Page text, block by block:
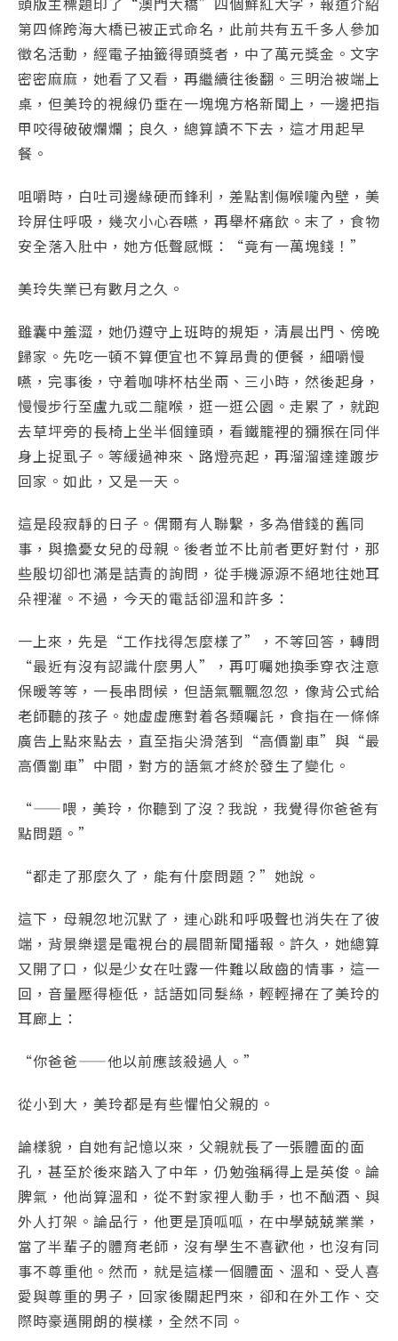
第四條跨海大橋已被正式命名，此前共有五千多人參加
徵名活動，經電子抽籤得頭獎者，中了萬元獎金。文字
密密麻麻，她看了又看，再繼續往後翻。三明治被端上
桌，但美玲的視線仍垂在一塊塊方格新聞上，一邊把指
甲咬得破破爛爛；良久，總算讀不下去，這才用起早
餐。
咀嚼時，白吐司邊緣硬而鋒利，差點割傷喉嚨內壁，美
玲屏住呼吸，幾次小心吞嚥，再舉杯痛飲。末了，食物
安全落入肚中，她方低聲感慨：“竟有一萬塊錢！”
美玲失業已有數月之久。
雖囊中羞澀，她仍遵守上班時的規矩，清晨出門、傍晚
歸家。先吃一頓不算便宜也不算昂貴的便餐，細嚼慢
嚥，完事後，守着咖啡杯枯坐兩、三小時，然後起身，
慢慢步行至盧九或二龍喉，逛一逛公園。走累了，就跑
去草坪旁的長椅上坐半個鐘頭，看鐵籠裡的獼猴在同伴
身上捉虱子。等緩過神來、路燈亮起，再溜溜達達踱步
回家。如此，又是一天。
這是段寂靜的日子。偶爾有人聯繫，多為借錢的舊同
事，與擔憂女兒的母親。後者並不比前者更好對付，那
些殷切卻也滿是詰責的詢問，從手機源源不絕地往她耳
朵裡灌。不過，今天的電話卻溫和許多：
一上來，先是“工作找得怎麼樣了”，不等回答，轉問
“最近有沒有認識什麼男人”，再叮囑她換季穿衣注意
保暖等等，一長串問候，但語氣飄飄忽忽，像背公式給
老師聽的孩子。她虛虛應對着各類囑託，食指在一條條
廣告上點來點去，直至指尖滑落到“高價劏車”與“最
高價劏車”中間，對方的語氣才終於發生了變化。
“——喂，美玲，你聽到了沒？我說，我覺得你爸爸有
點問題。”
“都走了那麼久了，能有什麼問題？”她說。
這下，母親忽地沉默了，連心跳和呼吸聲也消失在了彼
端，背景樂還是電視台的晨間新聞播報。許久，她總算
又開了口，似是少女在吐露一件難以啟齒的情事，這一
回，音量壓得極低，話語如同髮絲，輕輕掃在了美玲的
耳廊上：
“你爸爸——他以前應該殺過人。”
從小到大，美玲都是有些懼怕父親的。
論樣貌，自她有記憶以來，父親就長了一張體面的面
孔，甚至於後來踏入了中年，仍勉強稱得上是英俊。論
脾氣，他尚算溫和，從不對家裡人動手，也不酗酒、與
外人打架。論品行，他更是頂呱呱，在中學兢兢業業，
當了半輩子的體育老師，沒有學生不喜歡他，也沒有同
事不尊重他。然而，就是這樣一個體面、溫和、受人喜
愛與尊重的男子，回家後關起門來，卻和在外工作、交
際時豪邁開朗的模樣，全然不同。